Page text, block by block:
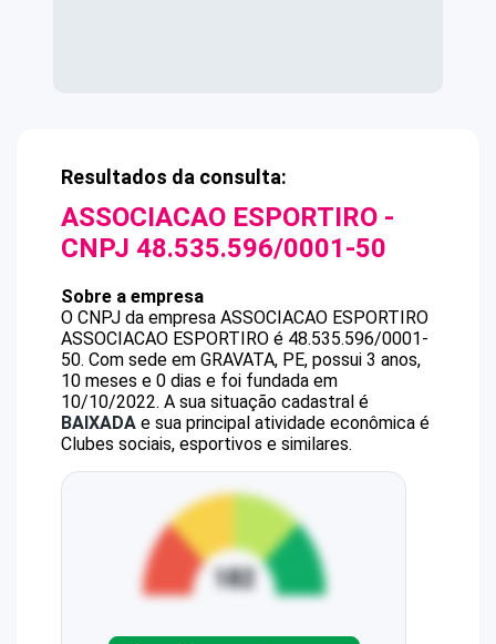
Resultados da consulta:
ASSOCIACAO ESPORTIRO -
CNPJ 48.535.596/0001-50
Sobre a empresa
O CNPJ da empresa ASSOCIACAO ESPORTIRO
ASSOCIACAO ESPORTIRO é 48.535.596/0001-
50. Com sede em GRAVATA, PE, possui 3 anos,
10 meses e 0 dias e foi fundada em
10/10/2022. A sua situação cadastral é
BAIXADA e sua principal atividade econômica é
Clubes sociais, esportivos e similares.